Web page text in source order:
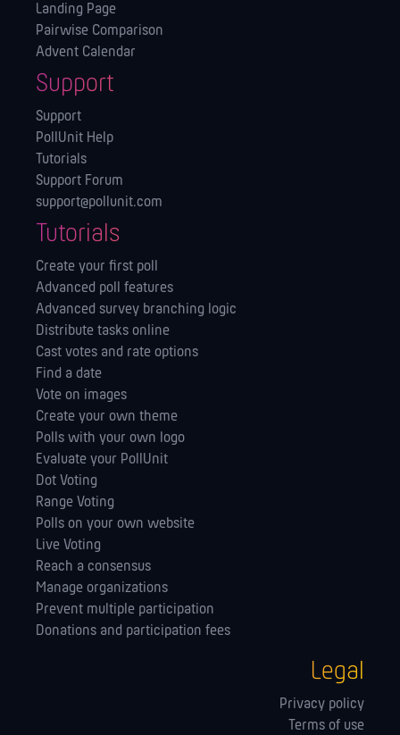
Landing Page
Pairwise Comparison
Advent Calendar
Support
Support
PollUnit Help
Tutorials
Support Forum
support@pollunit.com
Tutorials
Create your first poll
Advanced poll features
Advanced survey branching logic
Distribute tasks online
Cast votes and rate options
Find a date
Vote on images
Create your own theme
Polls with your own logo
Evaluate your PollUnit
Dot Voting
Range Voting
Polls on your own website
Live Voting
Reach a consensus
Manage orga­nizations
Prevent multiple participation
Donations and participation fees
Legal
Privacy policy
Terms of use